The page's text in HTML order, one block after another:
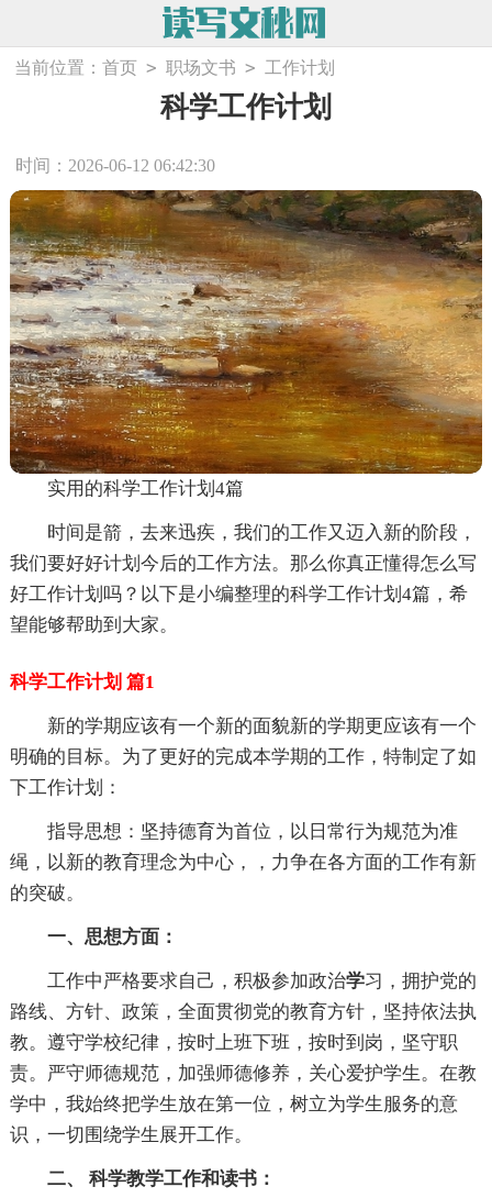
当前位置：首页 > 职场文书 > 工作计划
科学工作计划
时间：2026-06-12 06:42:30
实用的科学工作计划4篇
时间是箭，去来迅疾，我们的工作又迈入新的阶段，
我们要好好计划今后的工作方法。那么你真正懂得怎么写
好工作计划吗？以下是小编整理的科学工作计划4篇，希
望能够帮助到大家。
科学工作计划 篇1
新的学期应该有一个新的面貌新的学期更应该有一个
明确的目标。为了更好的完成本学期的工作，特制定了如
下工作计划：
指导思想：坚持德育为首位，以日常行为规范为准
绳，以新的教育理念为中心，，力争在各方面的工作有新
的突破。
一、思想方面：
工作中严格要求自己，积极参加政治学习，拥护党的
路线、方针、政策，全面贯彻党的教育方针，坚持依法执
教。遵守学校纪律，按时上班下班，按时到岗，坚守职
责。严守师德规范，加强师德修养，关心爱护学生。在教
学中，我始终把学生放在第一位，树立为学生服务的意
识，一切围绕学生展开工作。
二、 科学教学工作和读书：